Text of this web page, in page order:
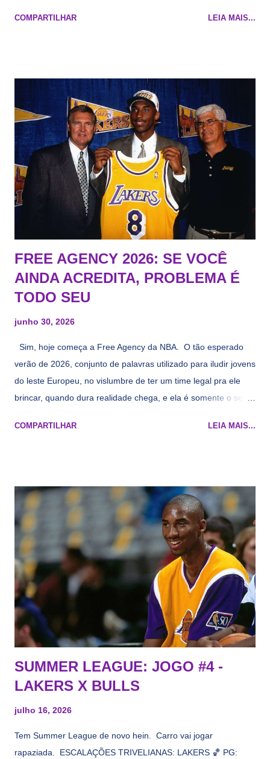
Na quadra Transmissão: NBA League Pass
COMPARTILHAR LEIA MAIS...
FREE AGENCY 2026: SE VOCÊ
AINDA ACREDITA, PROBLEMA É
TODO SEU
junho 30, 2026
Sim, hoje começa a Free Agency da NBA. O tão esperado
verão de 2026, conjunto de palavras utilizado para iludir jovens
do leste Europeu, no vislumbre de ter um time legal pra ele
brincar, quando dura realidade chega, e ela é somente o seu
cara de decrépito, mas que aparentemente ainda é jovem.
vezes a gente esquece mesmo. Então, como diria o Marcelo
Tas no Telecurso 2000 , É HORA DA REVISÃO! Ah, e quase
todos esses nomes foram linkados ao Lakers. Se de fato há o
interesse, não importa, o nosso compromisso é sempre com a
informação, a veracidade vem depois. E do Lakers hein? Até
agora nada de Ruim Hachaomuro (dizem que Nets tem
interesse) e LeBrão James - esse sendo assediado pelo
Draymond Green enquanto chora pro Cavs contrat...
COMPARTILHAR LEIA MAIS...
SUMMER LEAGUE: JOGO #4 -
LAKERS X BULLS
julho 16, 2026
Tem Summer League de novo hein. Carro vai jogar
rapaziada. ESCALAÇÕES TRIVELIANAS: LAKERS 🏀 PG: